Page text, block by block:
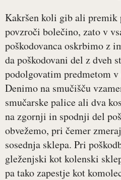
Kakršen koli gib ali premik
povzroči bolečino, zato v
poškodovanca oskrbimo z
da poškodovani del z dveh
podolgovatim predmetom
Denimo na smučišču
smučarske palice ali dva
na zgornji in spodnji del
obvežemo, pri čemer
sosednja sklepa. Pri
gleženjski kot kolenski
pa tako zapestje kot